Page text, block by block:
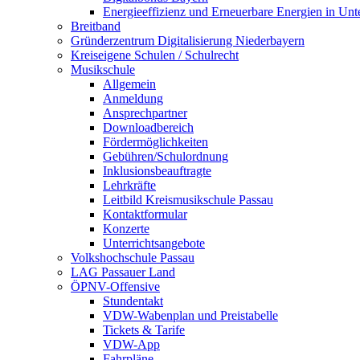
Energieeffizienz und Erneuerbare Energien in
Breitband
Gründerzentrum Digitalisierung Niederbayern
Kreiseigene Schulen / Schulrecht
Musikschule
Allgemein
Anmeldung
Ansprechpartner
Downloadbereich
Fördermöglichkeiten
Gebühren/Schulordnung
Inklusionsbeauftragte
Lehrkräfte
Leitbild Kreismusikschule Passau
Kontaktformular
Konzerte
Unterrichtsangebote
Volkshochschule Passau
LAG Passauer Land
ÖPNV-Offensive
Stundentakt
VDW-Wabenplan und Preistabelle
Tickets & Tarife
VDW-App